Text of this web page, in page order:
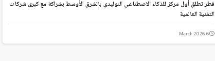
قطر تطلق أول مركز للذكاء الاصطناعي التوليدي بالشرق الأوسط بشراكة مع كبرى شركات
التقنية العالمية
6 March 2026